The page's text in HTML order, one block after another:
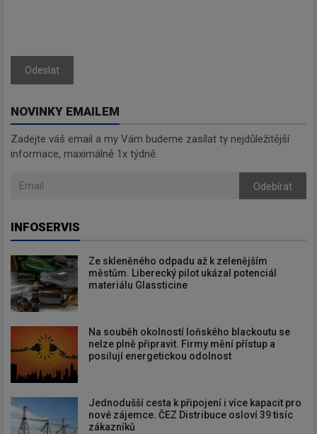
Odeslat
NOVINKY EMAILEM
Zadejte váš email a my Vám budeme zasílat ty nejdůležitější
informace, maximálně 1x týdně.
Odebírat
INFOSERVIS
Ze skleněného odpadu až k zelenějším
městům. Liberecký pilot ukázal potenciál
materiálu Glassticine
Na souběh okolností loňského blackoutu se
nelze plně připravit. Firmy mění přístup a
posilují energetickou odolnost
Jednodušší cesta k připojení i více kapacit pro
nové zájemce. ČEZ Distribuce osloví 39 tisíc
zákazníků